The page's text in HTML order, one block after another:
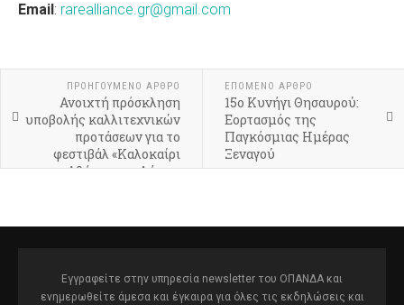
Email : rarealliance.gr@gmail.com
ΠΡΟΗΓΟΎΜΕΝΟ ΆΡΘΡΟ
Ανοιχτή πρόσκληση
υποβολής καλλιτεχνικών
προτάσεων για το
φεστιβάλ «Καλοκαίρι
στην Αθήνα» του Δήμου
ΕΠΌΜΕΝΟ ΆΡΘΡΟ
15ο Κυνήγι Θησαυρού:
Εορτασμός της
Παγκόσμιας Ημέρας
Ξεναγού
Εγγραφείτε στην υπηρεσία newsletter του ΟΠΑΝΔΑ και
ενημερωθείτε άμεσα και έγκαιρα για όλες τις εκδηλώσεις και